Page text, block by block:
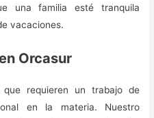
una familia esté tranquila
vacaciones.
Orcasur
requieren un trabajo de
en la materia. Nuestro